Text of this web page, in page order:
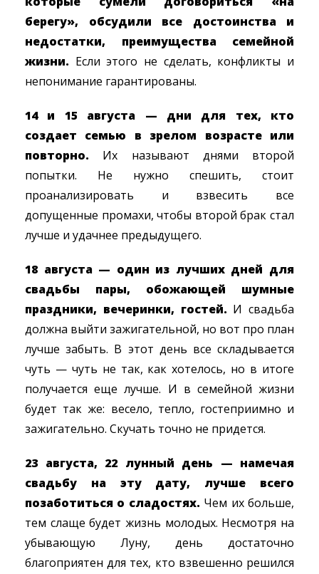
берегу», обсудили все достоинства и
недостатки, преимущества семейной
жизни. Если этого не сделать, конфликты и
непонимание гарантированы.
14 и 15 августа — дни для тех, кто
создает семью в зрелом возрасте или
повторно. Их называют днями второй
попытки. Не нужно спешить, стоит
проанализировать и взвесить все
допущенные промахи, чтобы второй брак стал
лучше и удачнее предыдущего.
18 августа — один из лучших дней для
свадьбы пары, обожающей шумные
праздники, вечеринки, гостей. И свадьба
должна выйти зажигательной, но вот про план
лучше забыть. В этот день все складывается
чуть — чуть не так, как хотелось, но в итоге
получается еще лучше. И в семейной жизни
будет так же: весело, тепло, гостеприимно и
зажигательно. Скучать точно не придется.
23 августа, 22 лунный день — намечая
свадьбу на эту дату, лучше всего
позаботиться о сладостях. Чем их больше,
тем слаще будет жизнь молодых. Несмотря на
убывающую Луну, день достаточно
благоприятен для тех, кто взвешенно решился